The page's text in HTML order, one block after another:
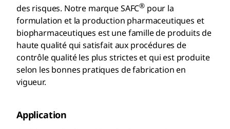
des risques. Notre marque SAFC® pour la
formulation et la production pharmaceutiques et
biopharmaceutiques est une famille de produits de
haute qualité qui satisfait aux procédures de
contrôle qualité les plus strictes et qui est produite
selon les bonnes pratiques de fabrication en
vigueur.
Application